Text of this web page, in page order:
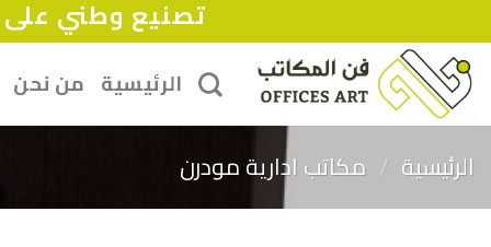
to
content
تصنيع وطني
الرئيسية من نحن
الرئيسية / مكاتب ادارية مودرن